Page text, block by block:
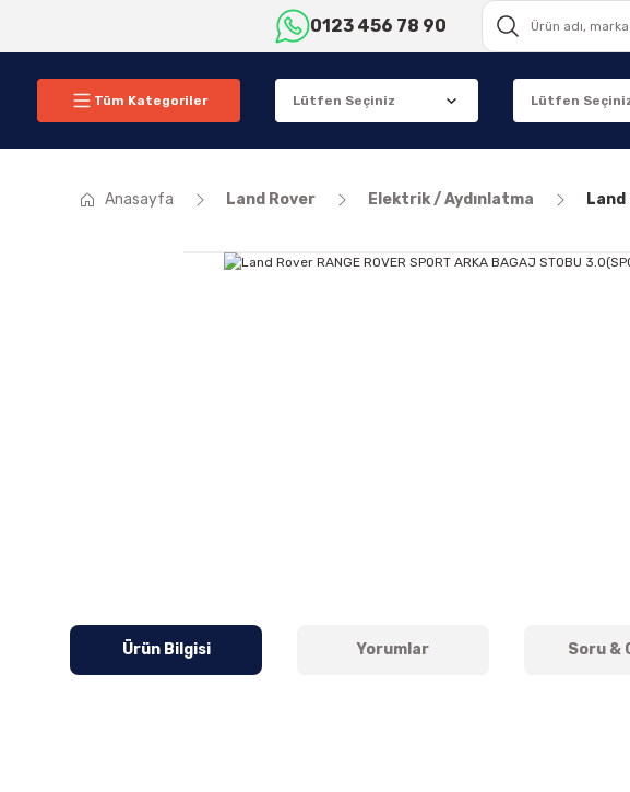
0123 456 78 90
Tüm Kategoriler
Anasayfa Land Rover Elektrik / Aydınlatma Land
Ürün Bilgisi Yorumlar Soru &